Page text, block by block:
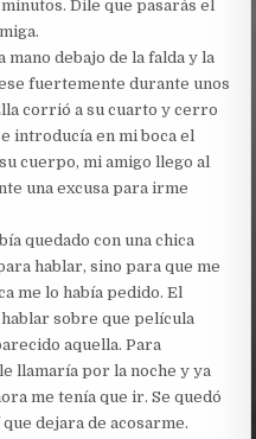
Dile que pasarás el
mano debajo de la falda y la
fuertemente durante unos
corrió a su cuarto y cerro
introducía en mi boca el
cuerpo, mi amigo llego al
una excusa para irme
quedado con una chica
hablar, sino para que me
me lo había pedido. El
sobre que película
aquella. Para
llamaría por la noche y ya
me tenía que ir. Se quedó
dejara de acosarme.